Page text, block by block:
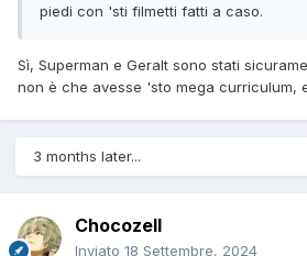
piedi con 'sti filmetti fatti a caso.
Sì, Superman e Geralt sono stati
non è che avesse 'sto mega curriculum,
3 months later...
Chocozell
Inviato 18 Settembre, 2024